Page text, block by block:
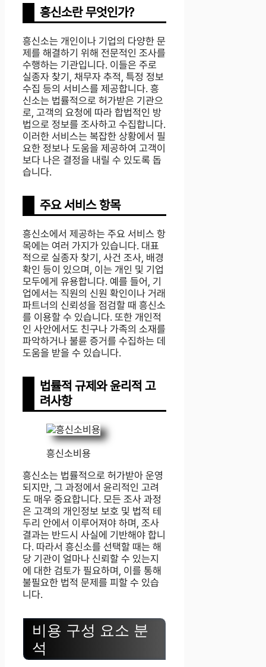
흥신소란 무엇인가?
흥신소는 개인이나 기업의 다양한 문
제를 해결하기 위해 전문적인 조사를
수행하는 기관입니다. 이들은 주로
실종자 찾기, 채무자 추적, 특정 정보
수집 등의 서비스를 제공합니다. 흥
신소는 법률적으로 허가받은 기관으
로, 고객의 요청에 따라 합법적인 방
법으로 정보를 조사하고 수집합니다.
이러한 서비스는 복잡한 상황에서 필
요한 정보나 도움을 제공하여 고객이
보다 나은 결정을 내릴 수 있도록 돕
습니다.
주요 서비스 항목
흥신소에서 제공하는 주요 서비스 항
목에는 여러 가지가 있습니다. 대표
적으로 실종자 찾기, 사건 조사, 배경
확인 등이 있으며, 이는 개인 및 기업
모두에게 유용합니다. 예를 들어, 기
업에서는 직원의 신원 확인이나 거래
파트너의 신뢰성을 점검할 때 흥신소
를 이용할 수 있습니다. 또한 개인적
인 사안에서도 친구나 가족의 소재를
파악하거나 불륜 증거를 수집하는 데
도움을 받을 수 있습니다.
법률적 규제와 윤리적 고
려사항
흥신소비용
흥신소는 법률적으로 허가받아 운영
되지만, 그 과정에서 윤리적인 고려
도 매우 중요합니다. 모든 조사 과정
은 고객의 개인정보 보호 및 법적 테
두리 안에서 이루어져야 하며, 조사
결과는 반드시 사실에 기반해야 합니
다. 따라서 흥신소를 선택할 때는 해
당 기관이 얼마나 신뢰할 수 있는지
에 대한 검토가 필요하며, 이를 통해
불필요한 법적 문제를 피할 수 있습
니다.
비용 구성 요소 분
석